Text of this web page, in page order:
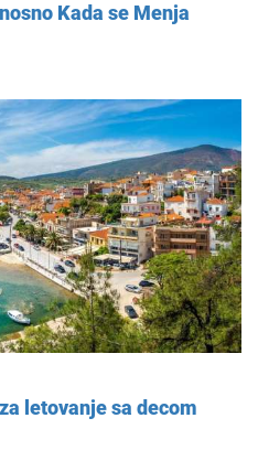
Kada se Menja
letovanje sa decom